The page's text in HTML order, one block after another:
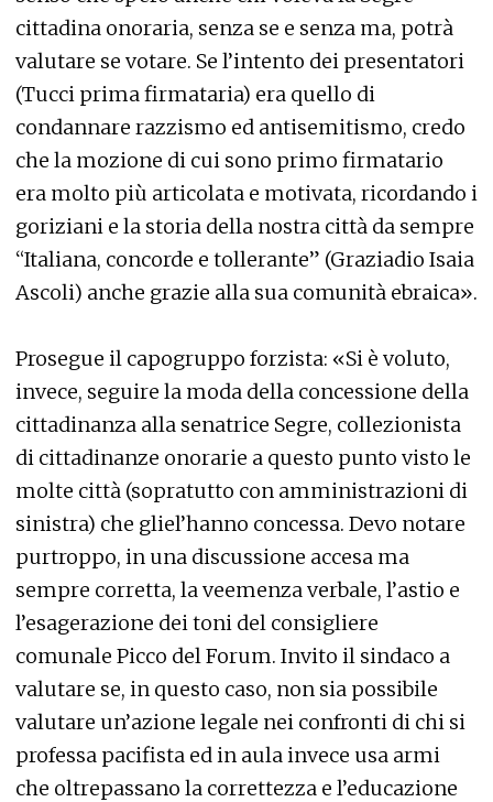
cittadina onoraria, senza se e senza ma, potrà
valutare se votare. Se l’intento dei presentatori
(Tucci prima firmataria) era quello di
condannare razzismo ed antisemitismo, credo
che la mozione di cui sono primo firmatario
era molto più articolata e motivata, ricordando i
goriziani e la storia della nostra città da sempre
“Italiana, concorde e tollerante” (Graziadio Isaia
Ascoli) anche grazie alla sua comunità ebraica».
Prosegue il capogruppo forzista: «Si è voluto,
invece, seguire la moda della concessione della
cittadinanza alla senatrice Segre, collezionista
di cittadinanze onorarie a questo punto visto le
molte città (sopratutto con amministrazioni di
sinistra) che gliel’hanno concessa. Devo notare
purtroppo, in una discussione accesa ma
sempre corretta, la veemenza verbale, l’astio e
l’esagerazione dei toni del consigliere
comunale Picco del Forum. Invito il sindaco a
valutare se, in questo caso, non sia possibile
valutare un’azione legale nei confronti di chi si
professa pacifista ed in aula invece usa armi
che oltrepassano la correttezza e l’educazione